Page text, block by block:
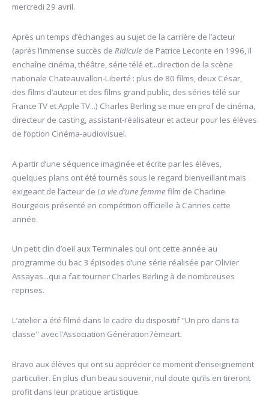
mercredi 29 avril.
Après un temps d’échanges au sujet de la carrière de l’acteur
(après l’immense succès de Ridicule de Patrice Leconte en 1996, il
enchaîne cinéma, théâtre, série télé et...direction de la scène
nationale Chateauvallon-Liberté : plus de 80 films, deux César,
des films d’auteur et des films grand public, des séries télé sur
France TV et Apple TV...) Charles Berling se mue en prof de cinéma,
directeur de casting, assistant-réalisateur et acteur pour les élèves
de l’option Cinéma-audiovisuel.
A partir d’une séquence imaginée et écrite par les élèves,
quelques plans ont été tournés sous le regard bienveillant mais
exigeant de l’acteur de La vie d’une femme film de Charline
Bourgeois présenté en compétition officielle à Cannes cette
année.
Un petit clin d’oeil aux Terminales qui ont cette année au
programme du bac 3 épisodes d’une série réalisée par Olivier
Assayas...qui a fait tourner Charles Berling à de nombreuses
reprises.
L’atelier a été filmé dans le cadre du dispositif "Un pro dans ta
classe" avec l’Association Génération7èmeart.
Bravo aux élèves qui ont su apprécier ce moment d’enseignement
particulier. En plus d’un beau souvenir, nul doute qu’ils en tireront
profit dans leur pratique artistique.